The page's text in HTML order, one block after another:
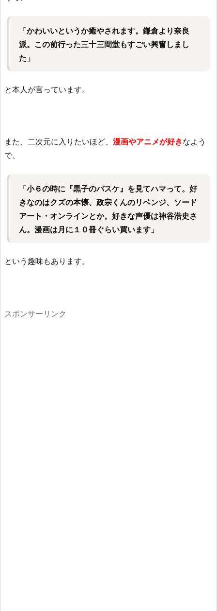
「かわいいというか癒やされます。鎌倉より奈良
派。この前行った三十三間堂もすごい興奮しまし
た」
と本人が言っています。
また、二次元に入りたいほど、 漫画やアニメが好きなよう
で、
「小６の時に『黒子のバスケ』を見てハマって。好
きなのはクズの本懐、政宗くんのリベンジ、ソード
アート・オンラインとか。好きな声優は神谷浩史さ
ん。漫画は月に１０冊ぐらい買います」
という趣味もあります。
スポンサーリンク